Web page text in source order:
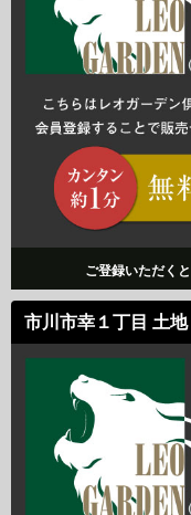
ご登録いただくと
市川市幸１丁目 土地